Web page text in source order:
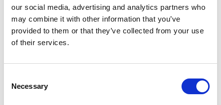
our social media, advertising and analytics partners who
may combine it with other information that you’ve
provided to them or that they’ve collected from your use
of their services.
Selection
Necessary
Guidningar
Under sommaren hålls fasta guidningar. Du är varmt
välkommen att boka privat guidning övrig tid på året,